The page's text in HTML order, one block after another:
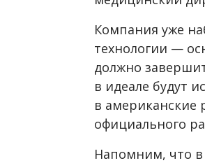
Компания уже
технологии —
должно
в идеале будут
в американские
официального
Напомним, что в